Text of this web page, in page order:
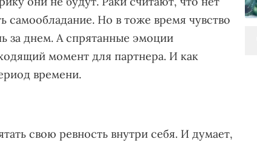
самообладание. Но в тоже время чувство
за днем. А спрятанные эмоции
момент для партнера. И как
времени.
свою ревность внутри себя. И думает,